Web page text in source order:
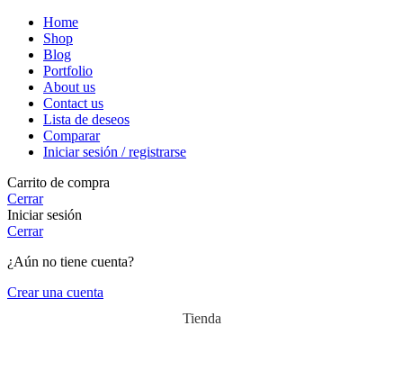
Home
Shop
Blog
Portfolio
About us
Contact us
Lista de deseos
Comparar
Iniciar sesión / registrarse
Carrito de compra
Cerrar
Iniciar sesión
Cerrar
¿Aún no tiene cuenta?
Crear una cuenta
Tienda